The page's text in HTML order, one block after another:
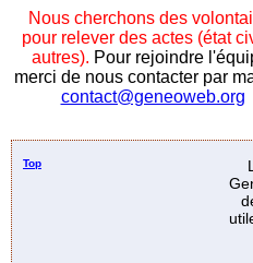
Nous cherchons des
pour relever des actes (état
autres). Pour rejoindre
merci de nous contacter par
contact@geneoweb.org
Top